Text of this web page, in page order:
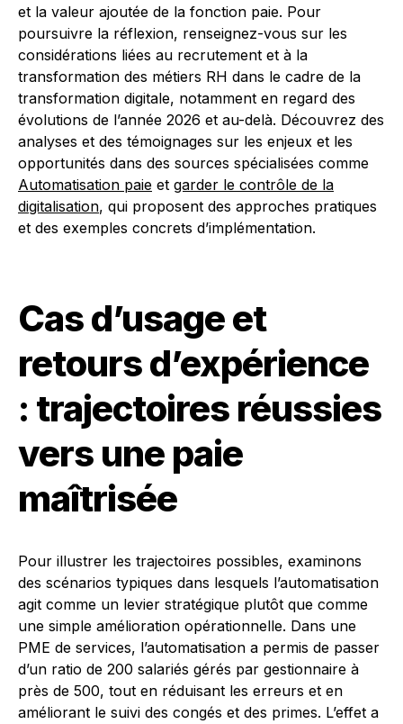
et la valeur ajoutée de la fonction paie. Pour
poursuivre la réflexion, renseignez-vous sur les
considérations liées au recrutement et à la
transformation des métiers RH dans le cadre de la
transformation digitale, notamment en regard des
évolutions de l’année 2026 et au-delà. Découvrez des
analyses et des témoignages sur les enjeux et les
opportunités dans des sources spécialisées comme
Automatisation paie et garder le contrôle de la
digitalisation, qui proposent des approches pratiques
et des exemples concrets d’implémentation.
Cas d’usage et
retours d’expérience
: trajectoires réussies
vers une paie
maîtrisée
Pour illustrer les trajectoires possibles, examinons
des scénarios typiques dans lesquels l’automatisation
agit comme un levier stratégique plutôt que comme
une simple amélioration opérationnelle. Dans une
PME de services, l’automatisation a permis de passer
d’un ratio de 200 salariés gérés par gestionnaire à
près de 500, tout en réduisant les erreurs et en
améliorant le suivi des congés et des primes. L’effet a